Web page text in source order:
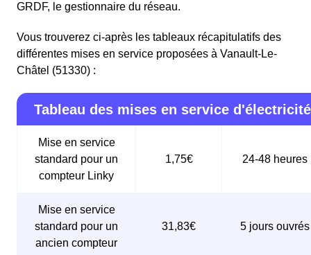
GRDF, le gestionnaire du réseau.
Vous trouverez ci-après les tableaux récapitulatifs des
différentes mises en service proposées à Vanault-Le-
Châtel (51330) :
Tableau des mises en service d'électricité
Mise en service
standard pour un
compteur Linky
1,75€ 24-48 heures
Mise en service
standard pour un
ancien compteur
31,83€ 5 jours ouvrés